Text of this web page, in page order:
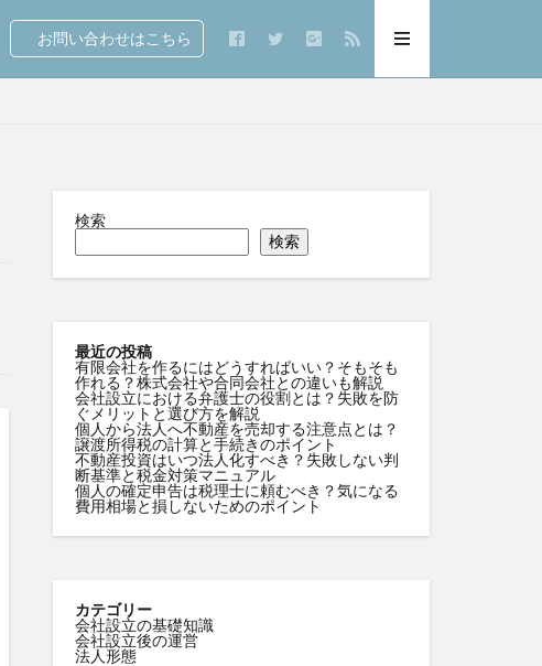
お問い合わせはこちら
検索
検索
最近の投稿
有限会社を作るにはどうすればいい？そもそも
作れる？株式会社や合同会社との違いも解説
会社設立における弁護士の役割とは？失敗を防
ぐメリットと選び方を解説
個人から法人へ不動産を売却する注意点とは？
譲渡所得税の計算と手続きのポイント
不動産投資はいつ法人化すべき？失敗しない判
断基準と税金対策マニュアル
個人の確定申告は税理士に頼むべき？気になる
費用相場と損しないためのポイント
カテゴリー
会社設立の基礎知識
会社設立後の運営
法人形態